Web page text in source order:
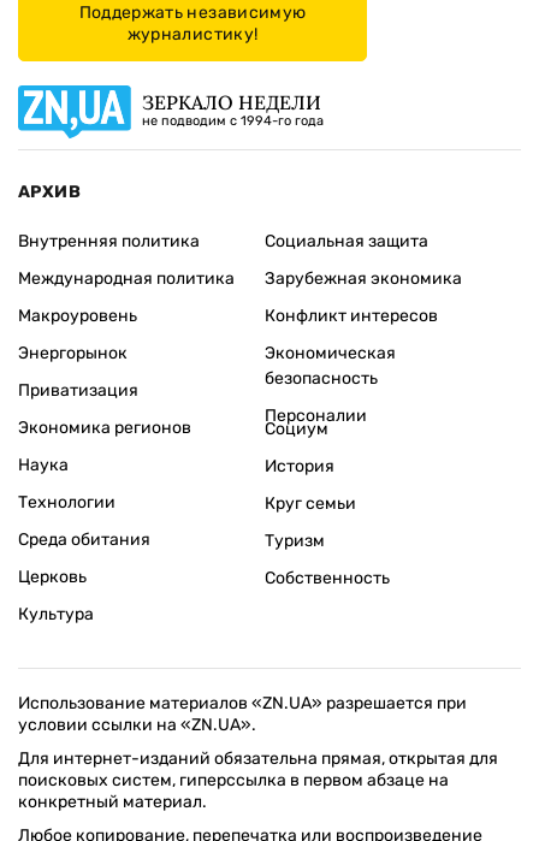
Поддержать независимую
журналистику!
ЗЕРКАЛО НЕДЕЛИ
не подводим с 1994-го года
АРХИВ
Внутренняя политика
Международная политика
Макроуровень
Энергорынок
Приватизация
Экономика регионов
Социальная защита
Зарубежная экономика
Конфликт интересов
Экономическая
безопасность
Персоналии
Наука
Технологии
Среда обитания
Церковь
Культура
Социум
История
Круг семьи
Туризм
Собственность
Использование материалов «ZN.UA» разрешается при
условии ссылки на «ZN.UA».
Для интернет-изданий обязательна прямая, открытая для
поисковых систем, гиперссылка в первом абзаце на
конкретный материал.
Любое копирование, перепечатка или воспроизведение